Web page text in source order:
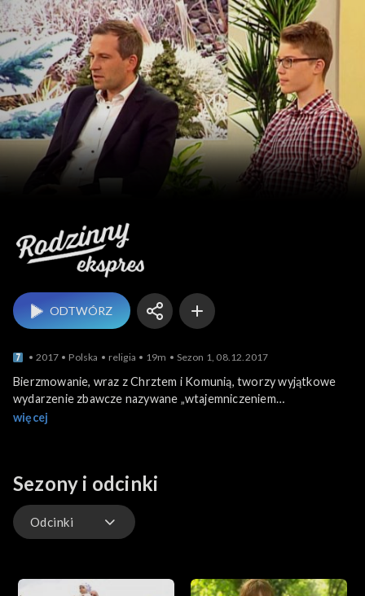
Rodzinny ekspres
ODTWÓRZ
2017 Polska religia 19m Sezon 1, 08.12.2017
Bierzmowanie, wraz z Chrztem i Komunią, tworzy wyjątkowe
wydarzenie zbawcze nazywane „wtajemniczeniem
chrześcijańskim”. Będziemy mówić o sakramencie, który umacnia
więcej
Sezony i odcinki
Odcinki